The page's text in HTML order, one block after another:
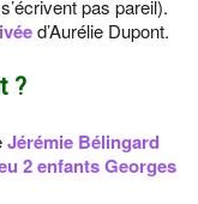
pas pareil).
d’Aurélie Dupont.
?
Jérémie Bélingard
2 enfants Georges